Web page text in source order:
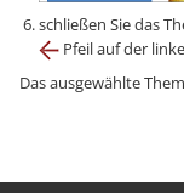
schließen Sie das
Pfeil auf der
Das ausgewählte